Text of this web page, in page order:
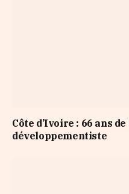
Côte d’Ivoire : 66 ans
développementiste